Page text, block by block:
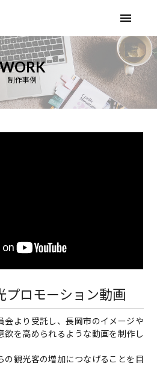
menu
制作事例
プロモーション動画
会より受託し、長岡市のイメージや
欲を高められるような動画を制作し
の観光客の増加につなげることを目